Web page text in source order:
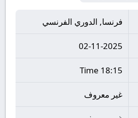
فرنسا, الدوري الفرنسي
02-11-2025
18:15 Time
غير معروف